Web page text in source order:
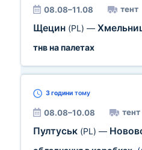
08.08–11.08 тент
Щецин (PL) —
тнв на палетах
3 години тому
08.08–10.08 тент
Пултуськ (PL) —